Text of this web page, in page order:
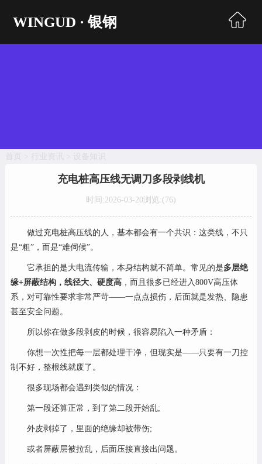
WINGUD · 银钢
编织处理机
收送线机
行业资讯
联系银钢
首页 行业资讯 设备知识
充电桩高压线无调刀多段剥线机
时间:2026-03-20浏览:(76)
做过充电桩高压线的人，基本都会有一个共识：这类线，不只
是“粗”，而是“难伺候”。
它承担的是大电流传输，本身结构就不简单。常见的是多层绝
缘+屏蔽结构，线径大、硬度高，而且很多已经进入800V高压体
系，对可靠性要求非常严苛——一点点损伤，后面就是发热、隐患
甚至安全问题。
所以你在做多段剥皮的时候，很容易陷入一种矛盾：
你想一次性把每一层都处理干净，但现实是——只要有一刀控
制不好，整根线就废了。
很多现场都会遇到类似的情况：
第一段还算正常，到了第二段开始乱;
外皮剥掉了，里面的绝缘却被带伤;
或者屏蔽层被拉乱，后面压接直接出问题。